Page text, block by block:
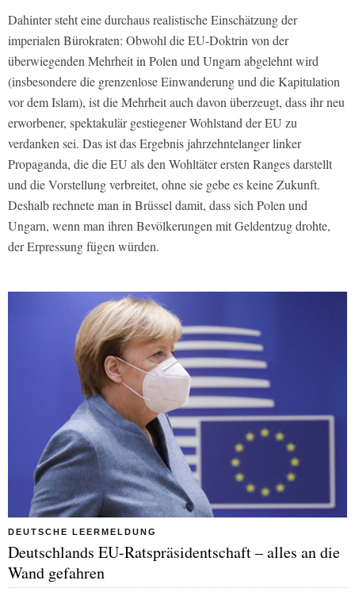
Dahinter steht eine durchaus realistische Einschätzung der
imperialen Bürokraten: Obwohl die EU-Doktrin von der
überwiegenden Mehrheit in Polen und Ungarn abgelehnt wird
(insbesondere die grenzenlose Einwanderung und die Kapitulation
vor dem Islam), ist die Mehrheit auch davon überzeugt, dass ihr neu
erworbener, spektakulär gestiegener Wohlstand der EU zu
verdanken sei. Das ist das Ergebnis jahrzehntelanger linker
Propaganda, die die EU als den Wohltäter ersten Ranges darstellt
und die Vorstellung verbreitet, ohne sie gebe es keine Zukunft.
Deshalb rechnete man in Brüssel damit, dass sich Polen und
Ungarn, wenn man ihren Bevölkerungen mit Geldentzug drohte,
der Erpressung fügen würden.
DEUTSCHE LEERMELDUNG
Deutschlands EU-Ratspräsidentschaft – alles an die
Wand gefahren